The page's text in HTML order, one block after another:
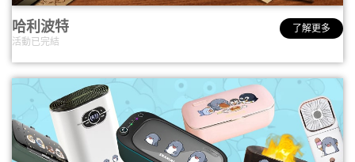
哈利波特
活動已完結
了解更多